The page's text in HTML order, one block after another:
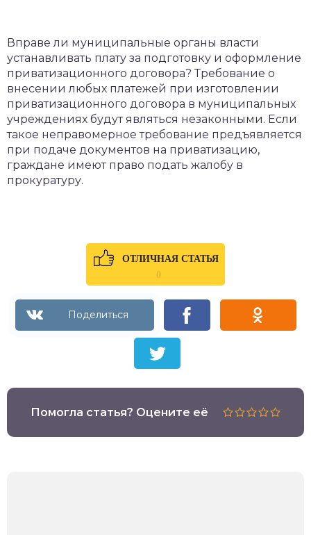
Вправе ли муниципальные органы власти
устанавливать плату за подготовку и оформление
приватизационного договора? Требование о
внесении любых платежей при изготовлении
приватизационного договора в муниципальных
учреждениях будут являться незаконными. Если
такое неправомерное требование предъявляется
при подаче документов на приватизацию,
граждане имеют право подать жалобу в
прокуратуру.
ОТЛИЧНАЯ СТАТЬЯ
0
Помогла статья? Оцените её